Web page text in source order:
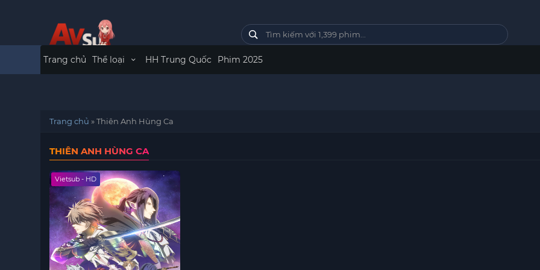
Trang chủ Thể loại HH Trung Quốc Phim 2025
Trang chủ »Thiên Anh Hùng Ca
THIÊN ANH HÙNG CA
Vietsub - HD